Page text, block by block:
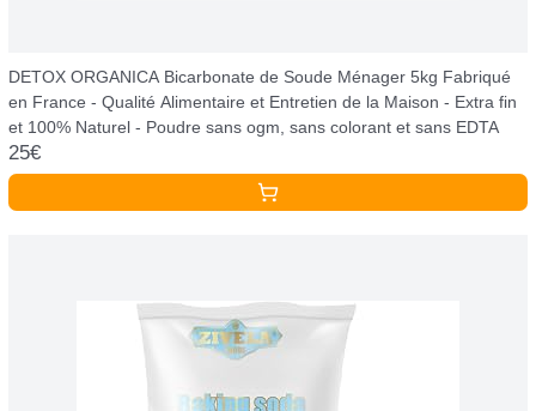
DETOX ORGANICA Bicarbonate de Soude Ménager 5kg Fabriqué
en France - Qualité Alimentaire et Entretien de la Maison - Extra fin
et 100% Naturel - Poudre sans ogm, sans colorant et sans EDTA
25€